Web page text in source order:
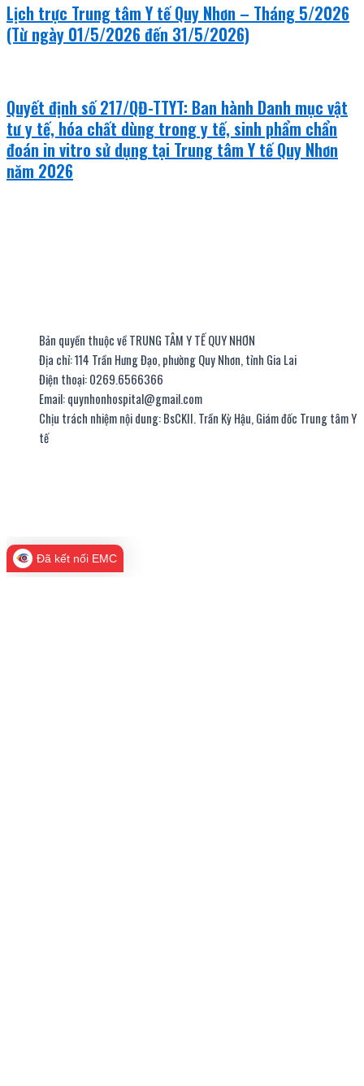
Lịch trực Trung tâm Y tế Quy Nhơn – Tháng 5/2026
(Từ ngày 01/5/2026 đến 31/5/2026)
Quyết định số 217/QĐ-TTYT: Ban hành Danh mục vật
tư y tế, hóa chất dùng trong y tế, sinh phẩm chẩn
đoán in vitro sử dụng tại Trung tâm Y tế Quy Nhơn
năm 2026
Bản quyền thuộc về TRUNG TÂM Y TẾ QUY NHƠN
Địa chỉ: 114 Trần Hưng Đạo, phường Quy Nhơn, tỉnh Gia Lai
Điện thoại: 0269.6566366
Email: quynhonhospital@gmail.com
Chịu trách nhiệm nội dung: BsCKII. Trần Kỳ Hậu, Giám đốc Trung tâm Y
tế
Đã kết nối EMC